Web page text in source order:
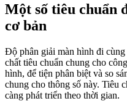
Một số tiêu chuẩn
cơ bản
Độ phân giải màn hình đi
chất tiêu chuẩn chung cho
hình, để tiện phân biệt và so
chung cho thông số này. Tiêu
càng phát triển theo thời gian.